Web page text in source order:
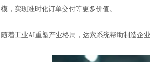
模，实现准时化订单交付等更多价值。
随着工业AI重塑产业格局，达索系统帮助制造企